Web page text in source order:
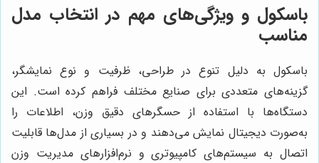
باسکول و ویژگی‌های مهم در انتخاب مدل
مناسب
باسکول به دلیل تنوع در طراحی، ظرفیت و نوع نمایشگر،
گزینه‌های متعددی برای صنایع مختلف فراهم کرده است. این
دستگاه‌ها با استفاده از حسگرهای دقیق وزن، اطلاعات را
به‌صورت دیجیتال نمایش می‌دهند و در بسیاری از مدل‌ها قابلیت
اتصال به سیستم‌های کامپیوتری و نرم‌افزارهای مدیریت وزن